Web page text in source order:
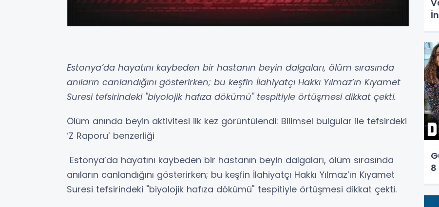
Estonya’da hayatını kaybeden bir hastanın beyin dalgaları, ölüm sırasında
anıların canlandığını gösterirken; bu keşfin İlahiyatçı Hakkı Yılmaz’ın Kıyamet
Suresi tefsirindeki "biyolojik hafıza dökümü" tespitiyle örtüşmesi dikkat çekti.
Ölüm anında beyin aktivitesi ilk kez görüntülendi: Bilimsel bulgular ile tefsirdeki
‘Z Raporu’ benzerliği
Estonya’da hayatını kaybeden bir hastanın beyin dalgaları, ölüm sırasında
anıların canlandığını gösterirken; bu keşfin İlahiyatçı Hakkı Yılmaz’ın Kıyamet
Suresi tefsirindeki "biyolojik hafıza dökümü" tespitiyle örtüşmesi dikkat çekti.
8